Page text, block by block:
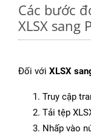
Các bước
XLSX sang
Đối với XLSX
Truy cập
Tải tệp
Nhấp vào